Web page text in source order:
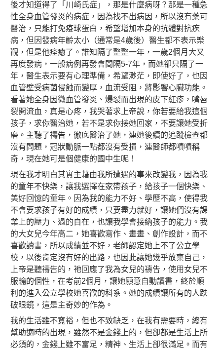
後才知道得了「川崎氏症」，那是什麼病呀？那是一種急
性全身血管發炎的病症，因為找不出病因，所以沒有藥可
醫治，只能打免疫球蛋白，希望增加本身的抗體對抗疾
病，但因發病年齡太小（通常是4歲後）醫生都不表示樂
觀，但是他痊癒了。誰知隔了整整一年，一歲2個月大又
再度發病，一般病例再發會間隔5-7年，而她卻只隔了一
年，醫生表示要有心理準備，希望渺茫，即使好了，也因
血管壁受病菌侵蝕而變厚，血流受阻，將影響心臟功能。
看著她全身因微血管發炎、爆裂而出現的皮下紅疹，嘴唇
裂開流血，真是心疼，我哭著求上帝說，你若要給我這個
孩子，求你醫治她，若不是求你接她回家，不要讓她受折
磨。主聽了禱告，徹底醫治了她，連她後續的追蹤檢查都
沒有問題，冠狀動脈一點都沒有受損，連醫師都嘖嘖稱
奇，現在她可是個健康的國中生呢！
現在我才明白其實主藉由我所遭遇的事來改變我，因為我
的童年不快樂，讓我選擇在家帶孩子，給孩子一個快樂、
美好回憶的童年。因為我的能力不好、學歷不高，使得我
不會要求孩子有好的成績，只要盡力就好，讓她們沒有課
業上的壓力、過的自在，也讓我學會接納孩子的能力。我
的大女兒今年高二，她喜歡寫作、畫畫、創作設計，而不
喜歡讀書，所以成績並不好，老師認定她上不了公立學
校，以後肯定沒有好的出路，也因此讓她幾乎放棄自己，
上帝是聽禱告的，祂回應了我為女兒的禱告，使用女兒不
服輸的個性，在考前2個月，讓她願意自動讀書，終於順
利的進入公立學校她喜歡的科系。她的成績讓所有的人跌
破眼鏡，這是主奇妙的作為。
我的生活雖不寬裕，但也不致缺乏，在我有需要時，總有
幫助適時的出現，雖然不是金錢上的，但卻都是生活上所
必須的，金錢上雖不富足，精神、生活上卻很滿足。而有